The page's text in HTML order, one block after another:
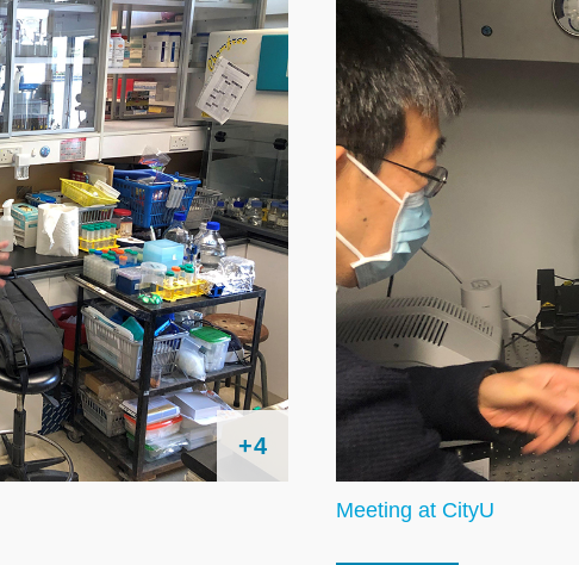
+4
Meeting at CityU